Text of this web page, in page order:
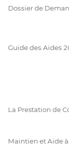
Dossier de
Guide des Aides
La Prestation de
Maintien et Aide